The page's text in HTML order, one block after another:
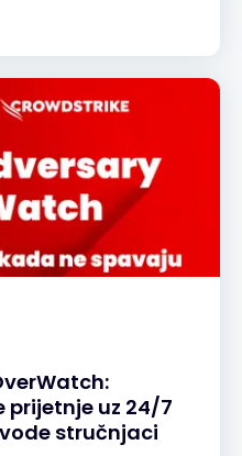
prijetnje uz 24/7
stručnjaci